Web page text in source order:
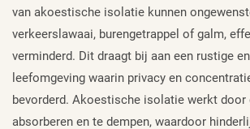
van akoestische isolatie kunnen
verkeerslawaai, burengetrappel of galm,
verminderd. Dit draagt bij aan een rustige
leefomgeving waarin privacy en
bevorderd. Akoestische isolatie werkt door
absorberen en te dempen, waardoor